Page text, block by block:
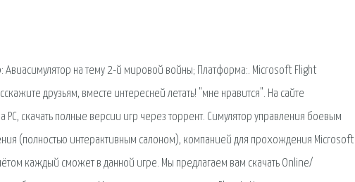
Авиасимулятор на тему 2-й мировой войны; Платформа:. Microsoft Flight
друзьям, вместе интересней летать! "мне нравится". На сайте
скачать полные версии игр через торрент. Симулятор управления боевым
(полностью интерактивным салоном), компанией для прохождения Microsoft
каждый сможет в данной игре. Мы предлагаем вам скачать Online/